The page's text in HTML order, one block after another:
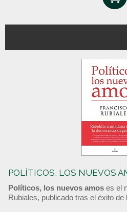
POLÍTICOS, LOS NUEVOS
Políticos, los nuevos amos es el
Rubiales, publicado tras el éxito de